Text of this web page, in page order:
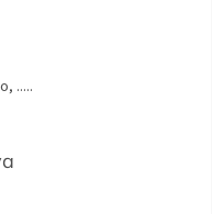
z 5 hvězdiček.
.....
z 5 hvězdiček.